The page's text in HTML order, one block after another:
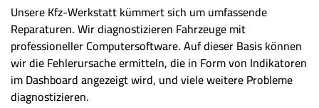
Unsere Kfz-Werkstatt kümmert sich um umfassende
Reparaturen. Wir diagnostizieren Fahrzeuge mit
professioneller Computersoftware. Auf dieser Basis können
wir die Fehlerursache ermitteln, die in Form von Indikatoren
im Dashboard angezeigt wird, und viele weitere Probleme
diagnostizieren.